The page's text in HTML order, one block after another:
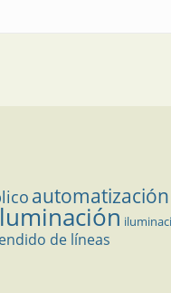
automatización
de líneas